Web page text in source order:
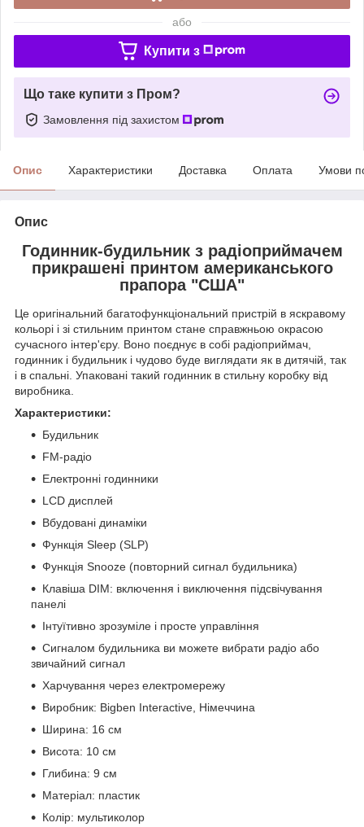
або
Купити з
Що таке купити з Пром?
Замовлення під захистом
Опис Характеристики Доставка Оплата Умови
Опис
Годинник-будильник з радіоприймачем
прикрашені принтом американського
прапора "США"
Це оригінальний багатофункціональний пристрій в яскравому
кольорі і зі стильним принтом стане справжньою окрасою
сучасного інтер'єру. Воно поєднує в собі радіоприймач,
годинник і будильник і чудово буде виглядати як в дитячій, так
і в спальні. Упаковані такий годинник в стильну коробку від
виробника.
Характеристики:
Будильник
FM-радіо
Електронні годинники
LCD дисплей
Вбудовані динаміки
Функція Sleep (SLP)
Функція Snooze (повторний сигнал будильника)
Клавіша DIM: включення і виключення підсвічування
панелі
Інтуїтивно зрозуміле і просте управління
Сигналом будильника ви можете вибрати радіо або
звичайний сигнал
Харчування через електромережу
Виробник: Bigben Interactive, Німеччина
Ширина: 16 см
Висота: 10 см
Глибина: 9 см
Матеріал: пластик
Колір: мультиколор